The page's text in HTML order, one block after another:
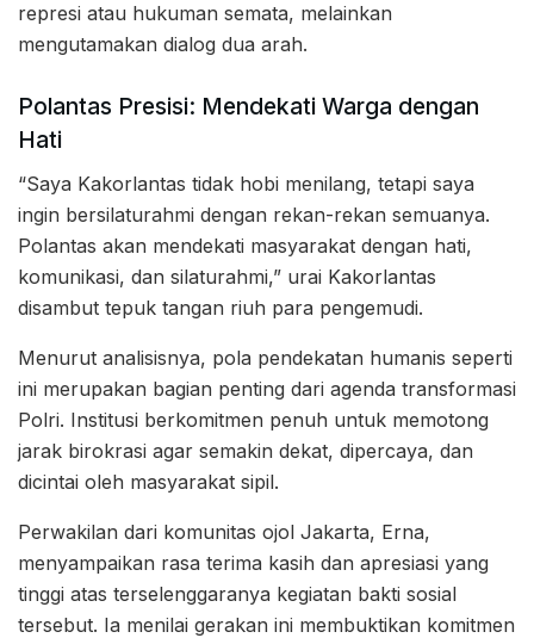
represi atau hukuman semata, melainkan
mengutamakan dialog dua arah.
Polantas Presisi: Mendekati Warga dengan
Hati
“Saya Kakorlantas tidak hobi menilang, tetapi saya
ingin bersilaturahmi dengan rekan-rekan semuanya.
Polantas akan mendekati masyarakat dengan hati,
komunikasi, dan silaturahmi,” urai Kakorlantas
disambut tepuk tangan riuh para pengemudi.
Menurut analisisnya, pola pendekatan humanis seperti
ini merupakan bagian penting dari agenda transformasi
Polri. Institusi berkomitmen penuh untuk memotong
jarak birokrasi agar semakin dekat, dipercaya, dan
dicintai oleh masyarakat sipil.
Perwakilan dari komunitas ojol Jakarta, Erna,
menyampaikan rasa terima kasih dan apresiasi yang
tinggi atas terselenggaranya kegiatan bakti sosial
tersebut. Ia menilai gerakan ini membuktikan komitmen